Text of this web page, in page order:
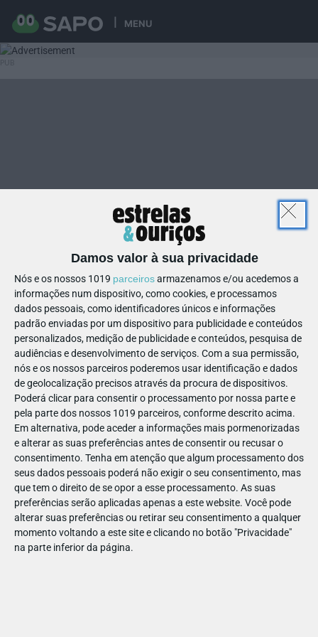
MENU
Damos valor à sua privacidade
Nós e os nossos 1019 parceirosarmazenamos e/ou acedemos a
informações num dispositivo, como cookies, e processamos
dados pessoais, como identificadores únicos e informações
padrão enviadas por um dispositivo para publicidade e conteúdos
personalizados, medição de publicidade e conteúdos, pesquisa de
audiências e desenvolvimento de serviços. Com a sua permissão,
nós e os nossos parceiros poderemos usar identificação e dados
de geolocalização precisos através da procura de dispositivos.
Poderá clicar para consentir o processamento por nossa parte e
pela parte dos nossos 1019 parceiros, conforme descrito acima.
Em alternativa, pode aceder a informações mais pormenorizadas
e alterar as suas preferências antes de consentir ou recusar o
consentimento. Tenha em atenção que algum processamento dos
seus dados pessoais poderá não exigir o seu consentimento, mas
que tem o direito de se opor a esse processamento. As suas
preferências serão aplicadas apenas a este website. Você pode
alterar suas preferências ou retirar seu consentimento a qualquer
momento voltando a este site e clicando no botão "Privacidade"
na parte inferior da página.
23
85412381143059